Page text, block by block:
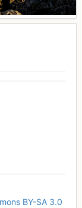
BY-SA 3.0